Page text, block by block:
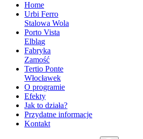
Home
Urbi Ferro
Stalowa Wola
Porto Vista
Elbląg
Fabryka
Zamość
Tertio Ponte
Włocławek
O programie
Efekty
Jak to działa?
Przydatne informacje
Kontakt